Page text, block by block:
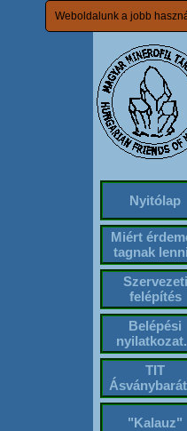
Weboldalunk a jobb
Nyitólap
Miért
tagnak
Szervezeti
felépítés
Belépési
TIT
"Kalauz"